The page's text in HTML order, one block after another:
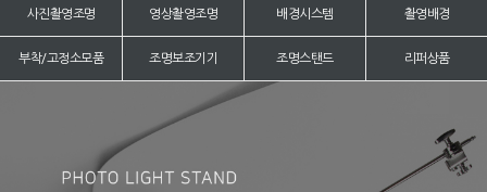
사진촬영조명 영상촬영조명 배경시스템 촬영배경
부착/고정소모품 조명보조기기 조명스탠드 리퍼상품